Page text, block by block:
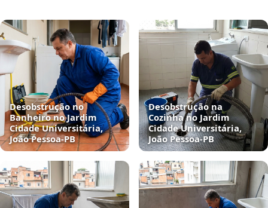
Desobstrução no
Banheiro no Jardim
Cidade Universitária,
João Pessoa‑PB
Desobstrução na
Cozinha no Jardim
Cidade Universitária,
João Pessoa‑PB